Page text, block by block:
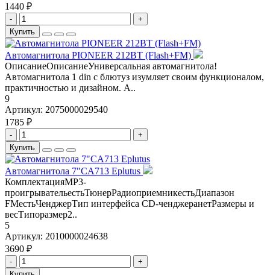
1440 ₽
-
+
Купить
Автомагнитола PIONEER 212BT (Flash+FM)
ОписаниеОписаниеУниверсальная автомагнитола!
Автомагнитола 1 din с блютуз изумляет своим функционалом,
практичностью и дизайном. А..
9
Артикул: 2075000029540
1785 ₽
-
+
Купить
Автомагнитола 7"CA713 Eplutus
КомплектацияMP3-
проигрывательестьТюнерРадиоприемникестьДиапазон
FMестьЧенджерТип интерфейса CD-ченджеранетРазмеры и
весТипоразмер2..
5
Артикул: 2010000024638
3690 ₽
-
+